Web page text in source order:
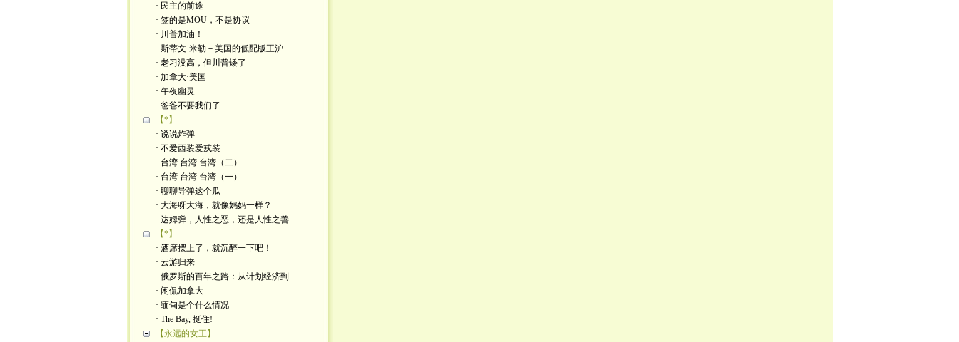
· 民主的前途
· 签的是MOU，不是协议
· 川普加油！
· 斯蒂文·米勒－美国的低配版王沪
· 老习没高，但川普矮了
· 加拿大·美国
· 午夜幽灵
· 爸爸不要我们了
【*】
· 说说炸弹
· 不爱西装爱戎装
· 台湾 台湾 台湾（二）
· 台湾 台湾 台湾（一）
· 聊聊导弹这个瓜
· 大海呀大海，就像妈妈一样？
· 达姆弹，人性之恶，还是人性之善
【*】
· 酒席摆上了，就沉醉一下吧！
· 云游归来
· 俄罗斯的百年之路：从计划经济到
· 闲侃加拿大
· 缅甸是个什么情况
· The Bay, 挺住!
【永远的女王】